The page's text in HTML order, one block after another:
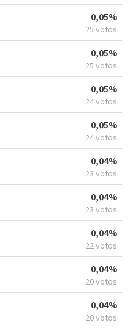
0,05%
25 votos
0,05%
25 votos
0,05%
24 votos
0,05%
24 votos
0,04%
23 votos
0,04%
23 votos
0,04%
22 votos
0,04%
20 votos
0,04%
20 votos